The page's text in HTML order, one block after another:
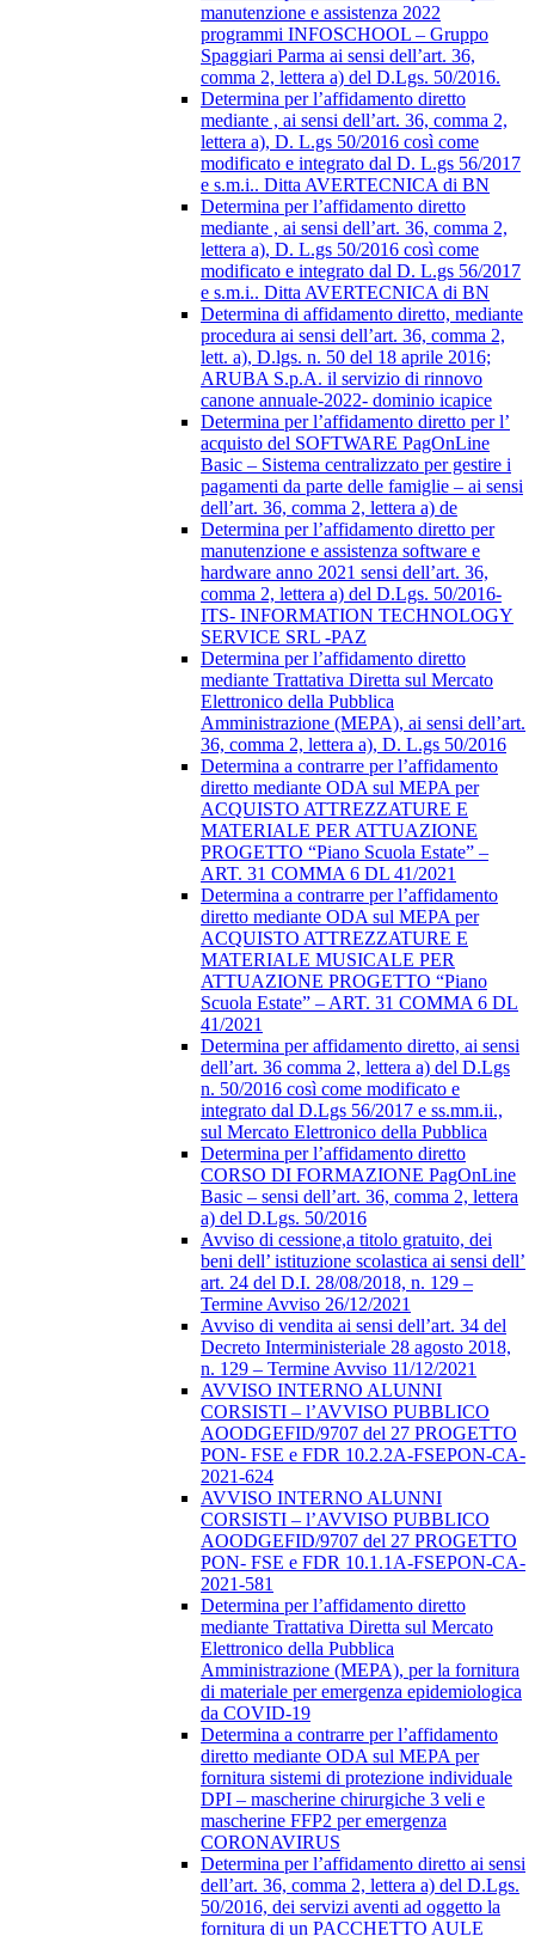
manutenzione e assistenza 2022
programmi INFOSCHOOL – Gruppo
Spaggiari Parma ai sensi dell’art. 36,
comma 2, lettera a) del D.Lgs. 50/2016.
Determina per l’affidamento diretto
mediante , ai sensi dell’art. 36, comma 2,
lettera a), D. L.gs 50/2016 così come
modificato e integrato dal D. L.gs 56/2017
e s.m.i.. Ditta AVERTECNICA di BN
Determina per l’affidamento diretto
mediante , ai sensi dell’art. 36, comma 2,
lettera a), D. L.gs 50/2016 così come
modificato e integrato dal D. L.gs 56/2017
e s.m.i.. Ditta AVERTECNICA di BN
Determina di affidamento diretto, mediante
procedura ai sensi dell’art. 36, comma 2,
lett. a), D.lgs. n. 50 del 18 aprile 2016;
ARUBA S.p.A. il servizio di rinnovo
canone annuale-2022- dominio icapice
Determina per l’affidamento diretto per l’
acquisto del SOFTWARE PagOnLine
Basic – Sistema centralizzato per gestire i
pagamenti da parte delle famiglie – ai sensi
dell’art. 36, comma 2, lettera a) de
Determina per l’affidamento diretto per
manutenzione e assistenza software e
hardware anno 2021 sensi dell’art. 36,
comma 2, lettera a) del D.Lgs. 50/2016-
ITS- INFORMATION TECHNOLOGY
SERVICE SRL -PAZ
Determina per l’affidamento diretto
mediante Trattativa Diretta sul Mercato
Elettronico della Pubblica
Amministrazione (MEPA), ai sensi dell’art.
36, comma 2, lettera a), D. L.gs 50/2016
Determina a contrarre per l’affidamento
diretto mediante ODA sul MEPA per
ACQUISTO ATTREZZATURE E
MATERIALE PER ATTUAZIONE
PROGETTO “Piano Scuola Estate” –
ART. 31 COMMA 6 DL 41/2021
Determina a contrarre per l’affidamento
diretto mediante ODA sul MEPA per
ACQUISTO ATTREZZATURE E
MATERIALE MUSICALE PER
ATTUAZIONE PROGETTO “Piano
Scuola Estate” – ART. 31 COMMA 6 DL
41/2021
Determina per affidamento diretto, ai sensi
dell’art. 36 comma 2, lettera a) del D.Lgs
n. 50/2016 così come modificato e
integrato dal D.Lgs 56/2017 e ss.mm.ii.,
sul Mercato Elettronico della Pubblica
Determina per l’affidamento diretto
CORSO DI FORMAZIONE PagOnLine
Basic – sensi dell’art. 36, comma 2, lettera
a) del D.Lgs. 50/2016
Avviso di cessione,a titolo gratuito, dei
beni dell’ istituzione scolastica ai sensi dell’
art. 24 del D.I. 28/08/2018, n. 129 –
Termine Avviso 26/12/2021
Avviso di vendita ai sensi dell’art. 34 del
Decreto Interministeriale 28 agosto 2018,
n. 129 – Termine Avviso 11/12/2021
AVVISO INTERNO ALUNNI
CORSISTI – l’AVVISO PUBBLICO
AOODGEFID/9707 del 27 PROGETTO
PON- FSE e FDR 10.2.2A-FSEPON-CA-
2021-624
AVVISO INTERNO ALUNNI
CORSISTI – l’AVVISO PUBBLICO
AOODGEFID/9707 del 27 PROGETTO
PON- FSE e FDR 10.1.1A-FSEPON-CA-
2021-581
Determina per l’affidamento diretto
mediante Trattativa Diretta sul Mercato
Elettronico della Pubblica
Amministrazione (MEPA), per la fornitura
di materiale per emergenza epidemiologica
da COVID-19
Determina a contrarre per l’affidamento
diretto mediante ODA sul MEPA per
fornitura sistemi di protezione individuale
DPI – mascherine chirurgiche 3 veli e
mascherine FFP2 per emergenza
CORONAVIRUS
Determina per l’affidamento diretto ai sensi
dell’art. 36, comma 2, lettera a) del D.Lgs.
50/2016, dei servizi aventi ad oggetto la
fornitura di un PACCHETTO AULE